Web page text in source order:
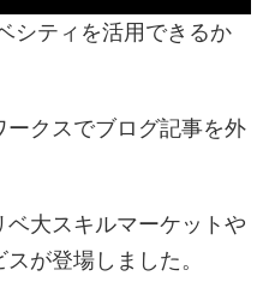
シティを活用できるか
クスでブログ記事を外
大スキルマーケットや
が登場しました。